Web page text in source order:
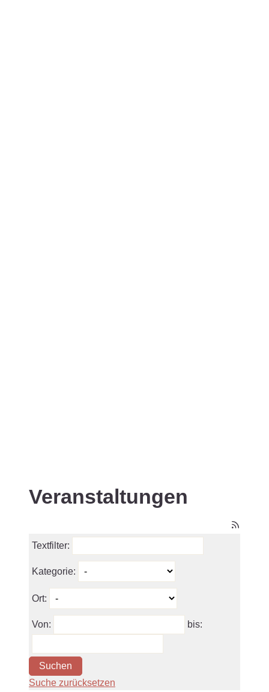
Veranstaltungen
Textfilter:
Kategorie:
Ort:
Von: bis:
Suchen
Suche zurücksetzen